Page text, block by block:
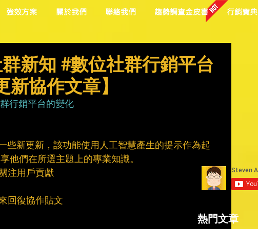
強效方案 關於我們 聯絡我們 趨勢調查金皮書 行銷寶典
新知 #數位社群行銷平台
協作文章】
行銷平台的變化
些新更新，該功能使用人工智慧產生的提示作為起
他們在所選主題上的專業知識。
注用戶貢獻
回復協作貼文
熱門文章